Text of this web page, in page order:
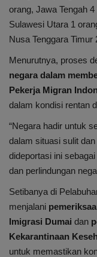
orang, Jawa Tengah
Sulawesi Utara 1
Nusa Tenggara Timur
Menurutnya, proses
negara dalam
Pekerja Migran
dalam kondisi rentan
“Negara hadir untuk
dalam situasi sulit
dideportasi ini
dan perlindungan
Setibanya di
menjalani
Imigrasi Dumai dan
Kekarantinaan
untuk memastikan